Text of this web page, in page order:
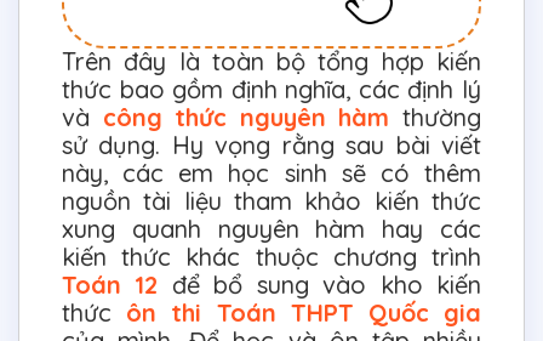
Trên đây là toàn bộ tổng hợp kiến
thức bao gồm định nghĩa, các định lý
và công thức nguyên hàm thường
sử dụng. Hy vọng rằng sau bài viết
này, các em học sinh sẽ có thêm
nguồn tài liệu tham khảo kiến thức
xung quanh nguyên hàm hay các
kiến thức khác thuộc chương trình
Toán 12 để bổ sung vào kho kiến
thức ôn thi Toán THPT Quốc gia